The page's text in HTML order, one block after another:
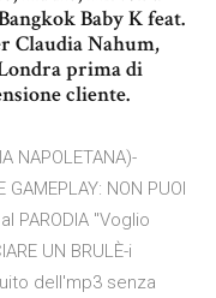
Baby K feat.
Claudia Nahum,
prima di
cliente.
NAPOLETANA)-
NON PUOI
PARODIA "Voglio
UN BRULÈ-i
dell'mp3 senza